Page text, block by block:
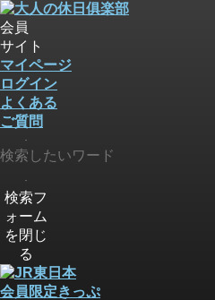
会員
サイト
マイページ
ログイン
よくある
ご質問
検索フ
ォーム
を閉じ
る
会員限定きっぷ